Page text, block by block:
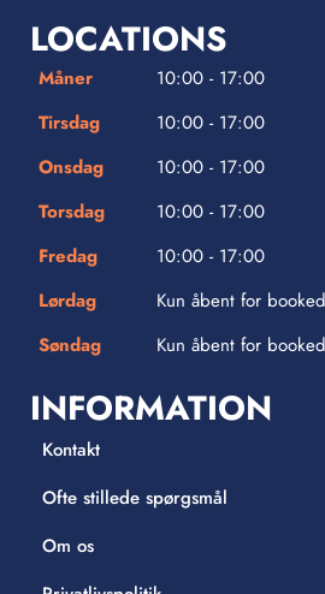
LOCATIONS
Måner
10:00 - 17:00
Tirsdag
10:00 - 17:00
Onsdag
10:00 - 17:00
Torsdag
10:00 - 17:00
Fredag
10:00 - 17:00
Lørdag
Kun åbent for
Søndag
Kun åbent for
INFORMATION
Kontakt
Ofte stillede spørgsmål
Om os